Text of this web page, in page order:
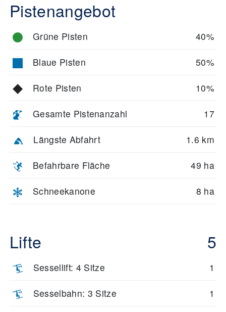
Pistenangebot
Grüne Pisten 40%
Blaue Pisten 50%
Rote Pisten 10%
Gesamte Pistenanzahl 17
Längste Abfahrt 1.6 km
Befahrbare Fläche 49 ha
Schneekanone 8 ha
Lifte 5
Sessellift: 4 Sitze 1
Sesselbahn: 3 Sitze 1